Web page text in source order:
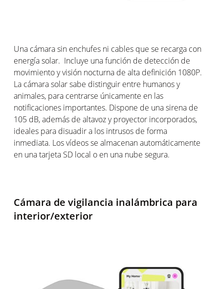
Una cámara sin enchufes ni cables que se recarga con
energía solar. Incluye una función de detección de
movimiento y visión nocturna de alta definición 1080P.
La cámara solar sabe distinguir entre humanos y
animales, para centrarse únicamente en las
notificaciones importantes. Dispone de una sirena de
105 dB, además de altavoz y proyector incorporados,
ideales para disuadir a los intrusos de forma
inmediata. Los vídeos se almacenan automáticamente
en una tarjeta SD local o en una nube segura.
Cámara de vigilancia inalámbrica para
interior/exterior